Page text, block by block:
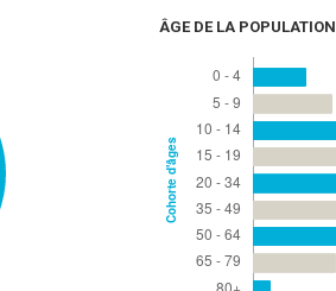
ÂGE DE LA POPULATION